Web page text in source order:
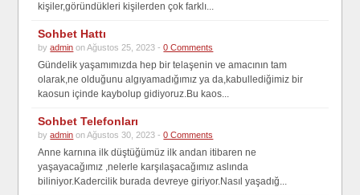
kişiler,göründükleri kişilerden çok farklı...
Sohbet Hattı
byadmin on Ağustos 25, 2023 -0 Comments
Gündelik yaşamımızda hep bir telaşenin ve amacının tam
olarak,ne olduğunu algıyamadığımız ya da,kabullediğimiz bir
kaosun içinde kaybolup gidiyoruz.Bu kaos...
Sohbet Telefonları
byadmin on Ağustos 30, 2023 -0 Comments
Anne karnına ilk düştüğümüz ilk andan itibaren ne
yaşayacağımız ,nelerle karşılaşacağımız aslında
biliniyor.Kadercilik burada devreye giriyor.Nasıl yaşadığ...